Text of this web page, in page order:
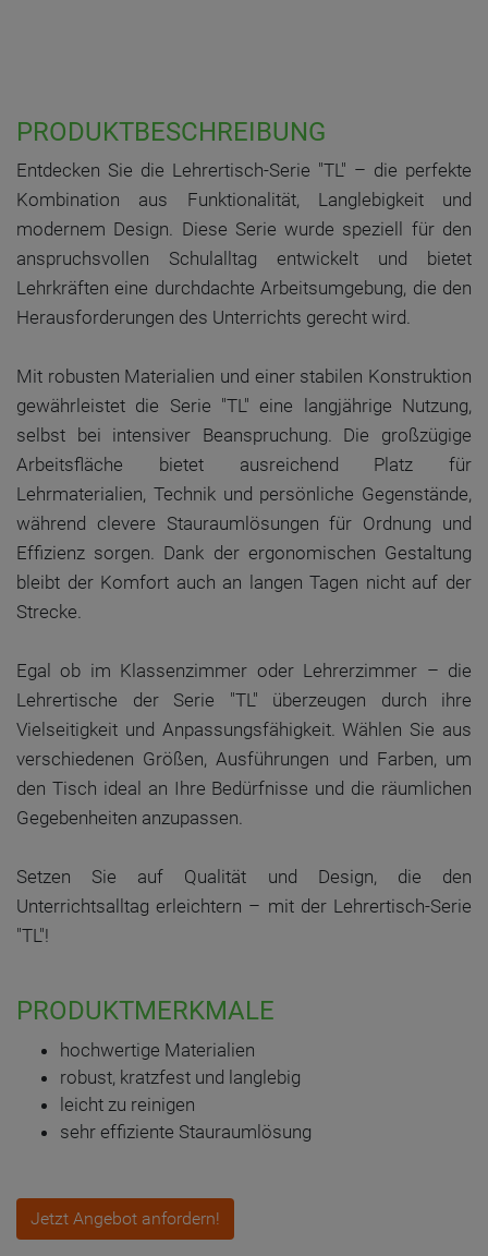
PRODUKTBESCHREIBUNG
Entdecken Sie die Lehrertisch-Serie "TL" – die perfekte
Kombination aus Funktionalität, Langlebigkeit und
modernem Design. Diese Serie wurde speziell für den
anspruchsvollen Schulalltag entwickelt und bietet
Lehrkräften eine durchdachte Arbeitsumgebung, die den
Herausforderungen des Unterrichts gerecht wird.
Mit robusten Materialien und einer stabilen Konstruktion
gewährleistet die Serie "TL" eine langjährige Nutzung,
selbst bei intensiver Beanspruchung. Die großzügige
Arbeitsfläche bietet ausreichend Platz für
Lehrmaterialien, Technik und persönliche Gegenstände,
während clevere Stauraumlösungen für Ordnung und
Effizienz sorgen. Dank der ergonomischen Gestaltung
bleibt der Komfort auch an langen Tagen nicht auf der
Strecke.
Egal ob im Klassenzimmer oder Lehrerzimmer – die
Lehrertische der Serie "TL" überzeugen durch ihre
Vielseitigkeit und Anpassungsfähigkeit. Wählen Sie aus
verschiedenen Größen, Ausführungen und Farben, um
den Tisch ideal an Ihre Bedürfnisse und die räumlichen
Gegebenheiten anzupassen.
Setzen Sie auf Qualität und Design, die den
Unterrichtsalltag erleichtern – mit der Lehrertisch-Serie
"TL"!
PRODUKTMERKMALE
hochwertige Materialien
robust, kratzfest und langlebig
leicht zu reinigen
sehr effiziente Stauraumlösung
Jetzt Angebot anfordern!